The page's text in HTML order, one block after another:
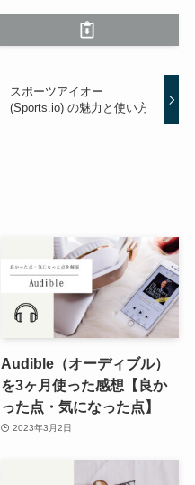
スポーツアイオー
(Sports.io) の魅力と使い方
Audible（オーディブル）
を3ヶ月使った感想【良か
った点・気になった点】
2023年3月2日